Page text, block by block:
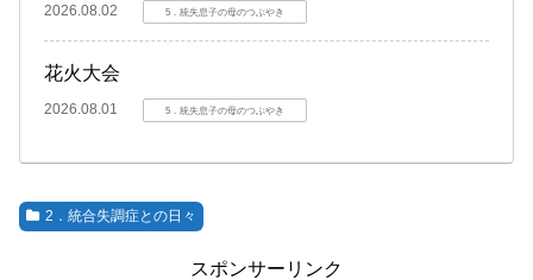
2026.08.02 5．統失息子の母のつぶやき
花火大会
2026.08.01 5．統失息子の母のつぶやき
2．統合失調症との日々
スポンサーリンク